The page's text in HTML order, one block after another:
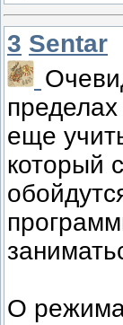
3 Sentar
еще
который
О